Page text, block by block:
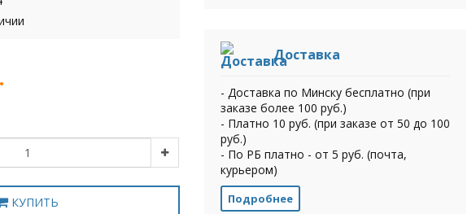
КУПИТЬ
Доставка
- Доставка по Минску бесплатно (при
заказе более 100 руб.)
- Платно 10 руб. (при заказе от 50 до 100
руб.)
- По РБ платно - от 5 руб. (почта,
курьером)
Подробнее